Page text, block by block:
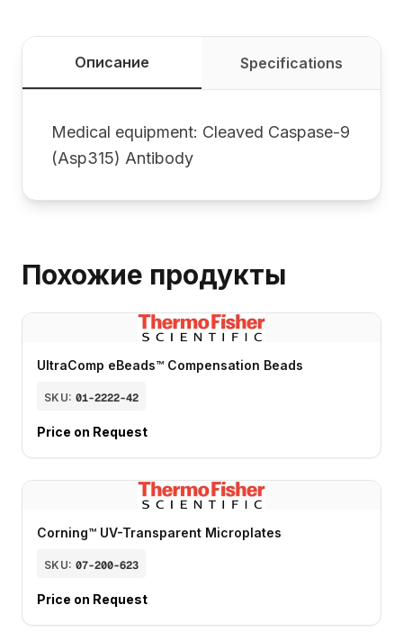
Описание Specifications
Medical equipment: Cleaved Caspase-9
(Asp315) Antibody
Похожие продукты
UltraComp eBeads™ Compensation Beads
SKU: 01-2222-42
Price on Request
Corning™ UV-Transparent Microplates
SKU: 07-200-623
Price on Request